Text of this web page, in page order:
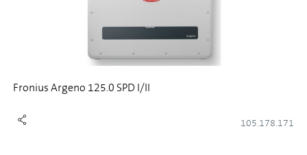
Fronius Argeno 125.0 SPD I/II
105.178.171